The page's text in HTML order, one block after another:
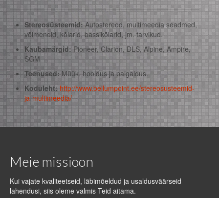
Stereosüsteemid:Autostereod, multimeedia seadmed,
võimendid, kõlarid, bassikõlarid, jm. tarvikud.
Kaubamärgid:Pioneer, Clarion, DLS, Alpine, Ampire,
SGM
Teenused:Müük, hooldus ja paigaldus.
Koduleht: http://www.bellumpoint.ee/stereosusteemid-
ja-multimeedia/
Meie missioon
Kui vajate kvaliteetseid, läbimõeldud ja usaldusväärseid
lahendusi, siis oleme valmis Teid aitama.